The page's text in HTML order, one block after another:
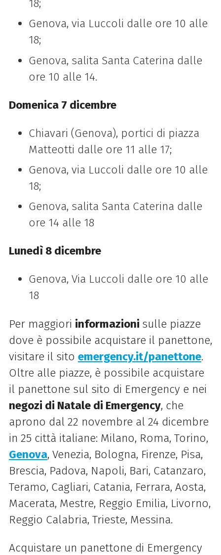
18;
Genova, via Luccoli dalle ore 10 alle
18;
Genova, salita Santa Caterina dalle
ore 10 alle 14.
Domenica 7 dicembre
Chiavari (Genova), portici di piazza
Matteotti dalle ore 11 alle 17;
Genova, via Luccoli dalle ore 10 alle
18;
Genova, salita Santa Caterina dalle
ore 14 alle 18
Lunedì 8 dicembre
Genova, Via Luccoli dalle ore 10 alle
18
Per maggiori informazioni sulle piazze
dove è possibile acquistare il panettone,
visitare il sito emergency.it/panettone.
Oltre alle piazze, è possibile acquistare
il panettone sul sito di Emergency e nei
negozi di Natale di Emergency, che
aprono dal 22 novembre al 24 dicembre
in 25 città italiane: Milano, Roma, Torino,
Genova, Venezia, Bologna, Firenze, Pisa,
Brescia, Padova, Napoli, Bari, Catanzaro,
Teramo, Cagliari, Catania, Ferrara, Aosta,
Macerata, Mestre, Reggio Emilia, Livorno,
Reggio Calabria, Trieste, Messina.
Acquistare un panettone di Emergency